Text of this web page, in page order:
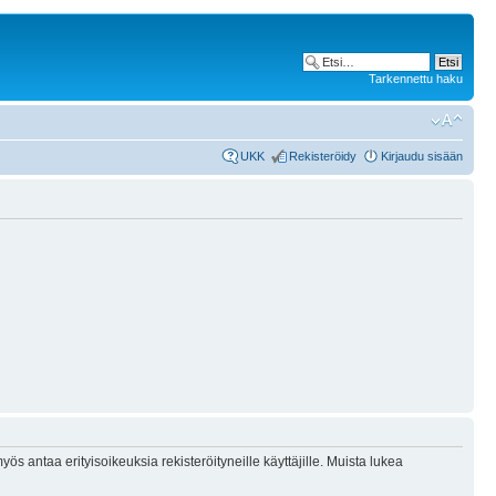
Tarkennettu haku
UKK Rekisteröidy Kirjaudu sisään
antaa erityisoikeuksia rekisteröityneille käyttäjille. Muista lukea